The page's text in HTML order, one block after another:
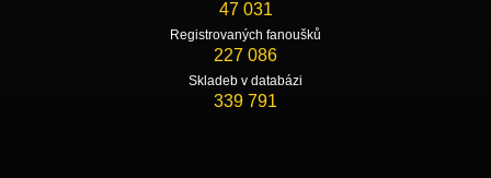
47 031
Registrovaných fanoušků
227 086
Skladeb v databázi
339 791